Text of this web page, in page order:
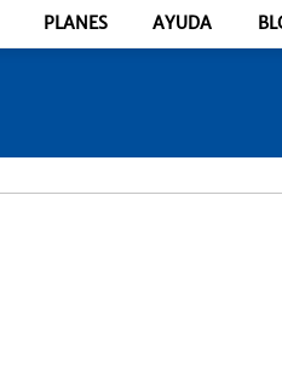
PLANES AYUDA